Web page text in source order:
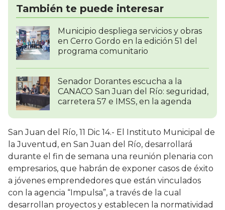
También te puede interesar
Municipio despliega servicios y obras
en Cerro Gordo en la edición 51 del
programa comunitario
Senador Dorantes escucha a la
CANACO San Juan del Río: seguridad,
carretera 57 e IMSS, en la agenda
San Juan del Río, 11 Dic 14.- El Instituto Municipal de
la Juventud, en San Juan del Río, desarrollará
durante el fin de semana una reunión plenaria con
empresarios, que habrán de exponer casos de éxito
a jóvenes emprendedores que están vinculados
con la agencia “Impulsa”, a través de la cual
desarrollan proyectos y establecen la normatividad